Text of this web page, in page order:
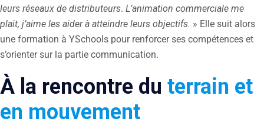
leurs réseaux de distributeurs. L’animation commerciale me
plait, j’aime les aider à atteindre leurs objectifs. » Elle suit alors
une formation à YSchools pour renforcer ses compétences et
s’orienter sur la partie communication.
À la rencontre du terrain et
en mouvement